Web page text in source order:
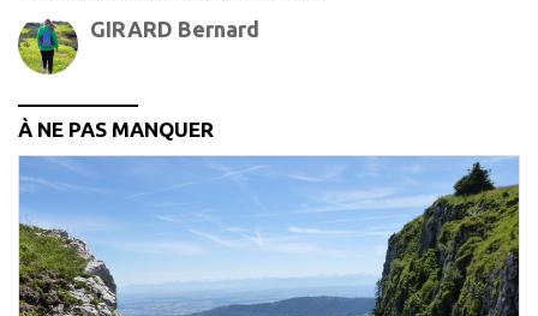
GIRARD Bernard
À NE PAS MANQUER